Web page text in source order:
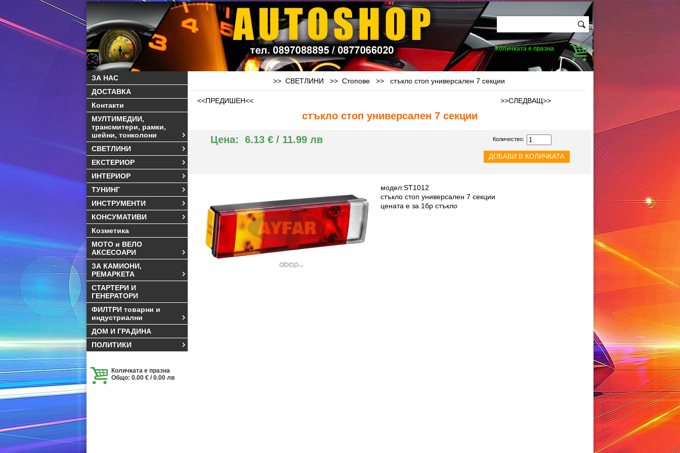
Количката е празна
ЗА НАС
ДОСТАВКА
Контакти
МУЛТИМЕДИИ,
трансмитери, рамки,
шейни, тонколони
СВЕТЛИНИ
ЕКСТЕРИОР
ИНТЕРИОР
ТУНИНГ
ИНСТРУМЕНТИ
КОНСУМАТИВИ
Козметика
МОТО и ВЕЛО
АКСЕСОАРИ
ЗА КАМИОНИ,
РЕМАРКЕТА
СТАРТЕРИ И
ГЕНЕРАТОРИ
ФИЛТРИ товарни и
индустриални
ДОМ И ГРАДИНА
ПОЛИТИКИ
Количката е празна
Общо: 0.00 € / 0.00 лв
>> СВЕТЛИНИ >> Стопове>> стъкло стоп универсален 7 секции
<<ПРЕДИШЕН<< >>СЛЕДВАЩ>>
стъкло стоп универсален 7 секции
Цена: 6.13 € / 11.99 лв Количество:
модел:ST1012
стъкло стоп универсален 7 секции
цената е за 1бр стъкло